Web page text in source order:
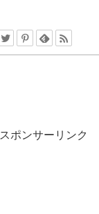
スポンサーリンク